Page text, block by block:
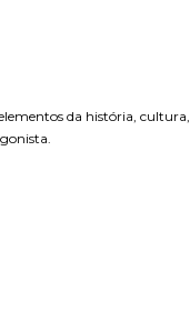
da história, cultura,